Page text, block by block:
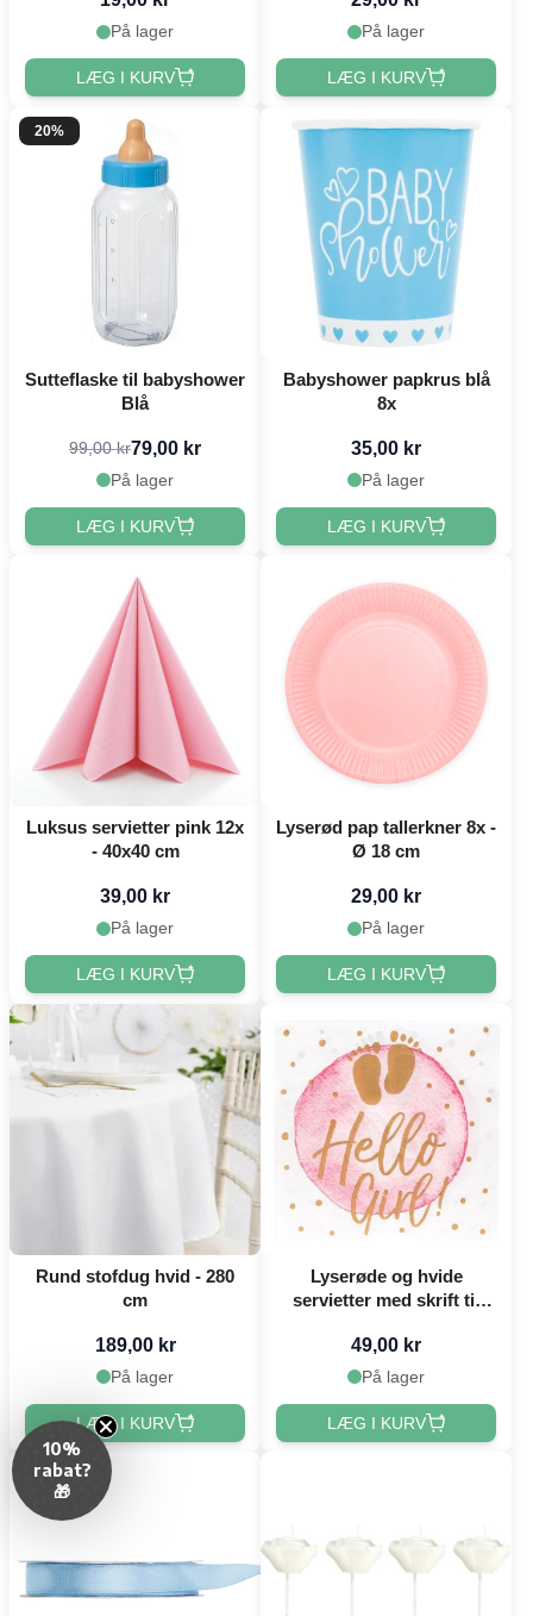
På lager
LÆG I KURV
På lager
LÆG I KURV
20%
Sutteflaske til babyshower
Blå
99,00 kr79,00 kr
På lager
LÆG I KURV
Babyshower papkrus blå
8x
35,00 kr
På lager
LÆG I KURV
Luksus servietter pink 12x
- 40x40 cm
39,00 kr
På lager
LÆG I KURV
Lyserød pap tallerkner 8x -
Ø 18 cm
29,00 kr
På lager
LÆG I KURV
Rund stofdug hvid - 280
cm
189,00 kr
På lager
LÆG I KURV
Lyserøde og hvide
servietter med skrift til
49,00 kr
På lager
LÆG I KURV
10%
rabat?
🎁